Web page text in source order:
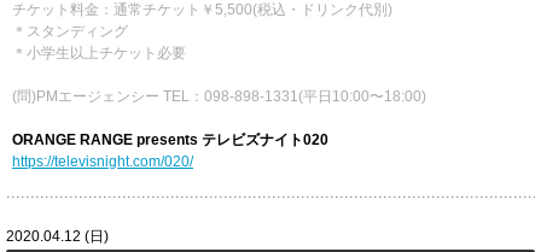
チケット料金：通常チケット￥5,500(税込・ドリンク代別)
＊スタンディング
＊小学生以上チケット必要
(問)PMエージェンシー TEL：098-898-1331(平日10:00〜18:00)
ORANGE RANGE presents テレビズナイト020
https://televisnight.com/020/
2020.04.12 (日)